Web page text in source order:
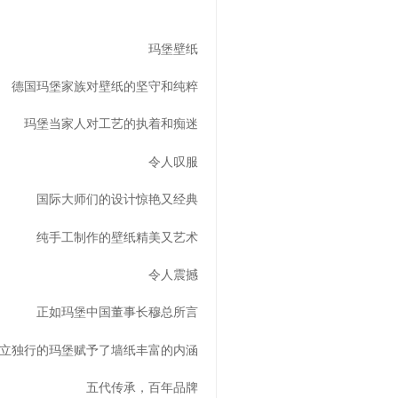
玛堡壁纸
德国玛堡家族对壁纸的坚守和纯粹
玛堡当家人对工艺的执着和痴迷
令人叹服
国际大师们的设计惊艳又经典
纯手工制作的壁纸精美又艺术
令人震撼
正如玛堡中国董事长穆总所言
独行的玛堡赋予了墙纸丰富的内涵
五代传承，百年品牌